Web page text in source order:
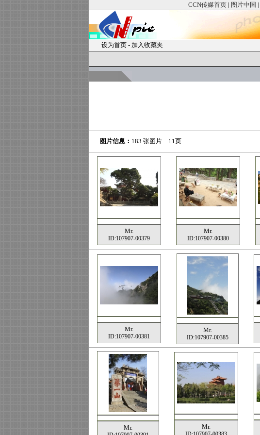
CCN传媒首页 | 图片中国 |
设为首页 - 加入收藏夹
图片信息： 183 张图片 11页
Mr.
ID:107907-00379
Mr.
ID:107907-00380
Mr.
ID:107907-00381
Mr.
ID:107907-00385
Mr. Mr.